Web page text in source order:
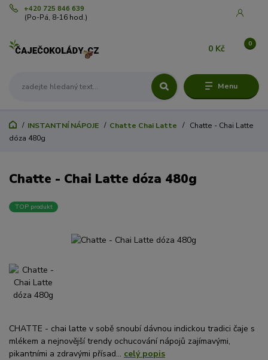
Menu
+420 725 846 639
(Po-Pá, 8-16 hod.)
0
0 Kč
INSTANTNÍ NÁPOJE Chatte Chai Latte
Chatte - Chai Latte
dóza 480g
Chatte - Chai Latte dóza 480g
TOP produkt
CHATTE - chai latte v sobě snoubí dávnou indickou tradici čaje s
mlékem a nejnovější trendy ochucování nápojů zajímavými,
pikantními a zdravými přísad... celý popis